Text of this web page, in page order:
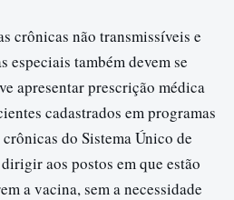
crônicas não transmissíveis e
também devem se
apresentar prescrição médica
cadastrados em programas
do Sistema Único de
aos postos em que estão
a vacina, sem a necessidade